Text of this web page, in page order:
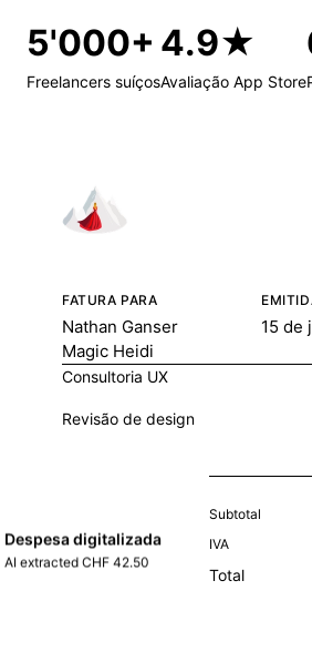
5'000+
Freelancers suíços
4.9★
Avaliação App Store
FATURA PARA
Nathan Ganser
Magic Heidi
15 de
Consultoria UX
Revisão de design
Subtotal
IVA
Total
Despesa digitalizada
AI extracted CHF 42.50